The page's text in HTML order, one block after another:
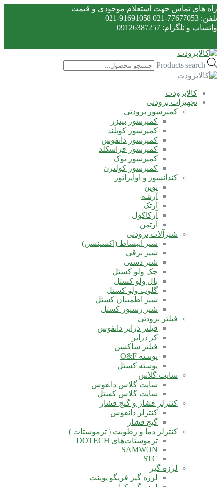
راه های تماس جهت استعلام موجودی و قیمت
تلفن: 77677053-021 91691058-021
واتساپ و تلگرام: 09126387257
Products search
کالابرودت
تجهیزات برودتی
کمپرسور برودتی
کمپرسور بیتزر
کمپرسور کوپلند
کمپرسور دانفوس
کمپرسور فراسکلد
کمپرسور بوک
کمپرسور کولترن
کندانسور و اواپراتور
نوین
آرشه
آرتک
آرکاکول
آرتمن
شیرآلات برودتی
شیر انبساط (اکسپنشن)
شیر برقی
شیر دستی
چک ولو کستل
بال ولو کستل
گلوب ولو کستل
شیر اطمینان کستل
شیر رسیور کستل
فیلتر برودتی
فیلتر درایر دانفوس
کر درایر
فیلتر ساکشن
پوسته O&F
پوسته کستل
سایت گلاس
سایت گلاس دانفوس
سایت گلاس کستل
کنترلر فشار و گیج فشار
کنترلر دانفوس
گیج فشار
کنترلر دما و رطوبت ( ترموستات )
ترموستات‌های DOTECH
SAMWON
STC
لرزه گیر
لرزه گیر فریگو پوینت